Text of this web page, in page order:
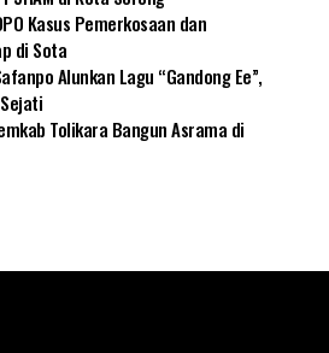
Kasus Pemerkosaan dan
di Sota
Alunkan Lagu “Gandong Ee”,
Tolikara Bangun Asrama di